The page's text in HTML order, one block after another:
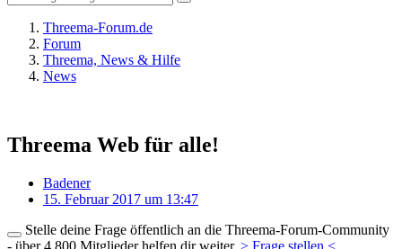
Threema-Forum.de
Forum
Threema, News & Hilfe
News
Threema Web für alle!
Badener
15. Februar 2017 um 13:47
Stelle deine Frage öffentlich an die Threema-Forum-Community
- über 4.800 Mitglieder helfen dir weiter. > Frage stellen <